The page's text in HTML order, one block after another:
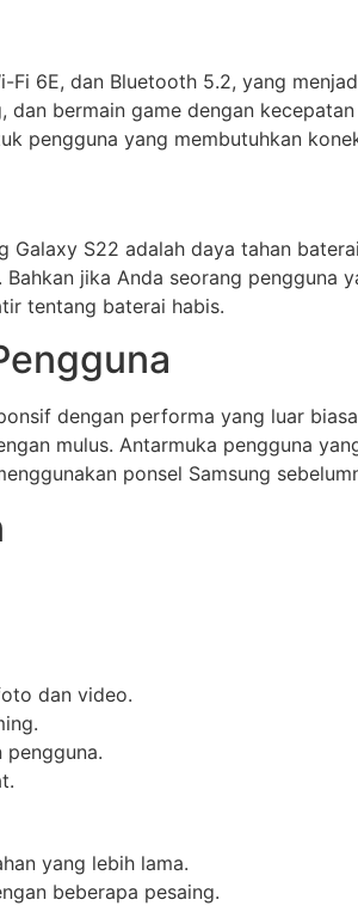
Fi 6E, dan Bluetooth 5.2, yang
bermain game dengan
pengguna yang membutuhkan
S22 adalah daya tahan
jika Anda seorang
tentang baterai habis.
dengan performa yang luar
mulus. Antarmuka pengguna
ponsel Samsung
dan video.
pengguna.
yang lebih lama.
beberapa pesaing.